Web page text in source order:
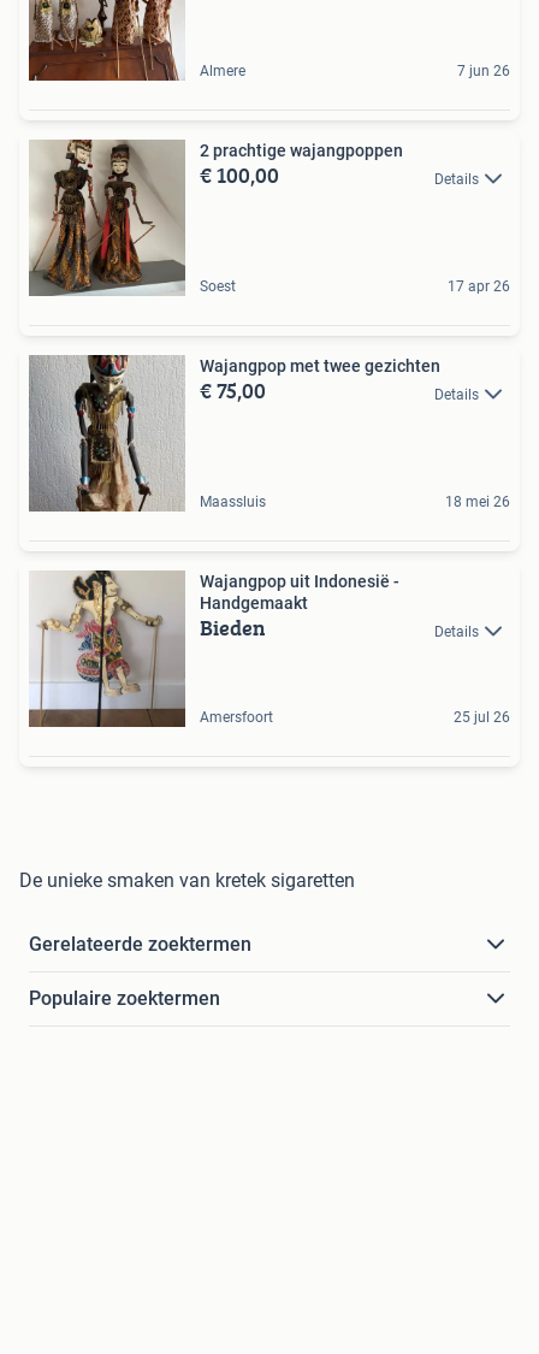
Almere 7 jun 26
2 prachtige wajangpoppen
€ 100,00 Details
Soest 17 apr 26
Wajangpop met twee gezichten
€ 75,00 Details
Maassluis 18 mei 26
Wajangpop uit Indonesië -
Handgemaakt
Bieden Details
Amersfoort 25 jul 26
De unieke smaken van kretek sigaretten
Gerelateerde zoektermen
Populaire zoektermen